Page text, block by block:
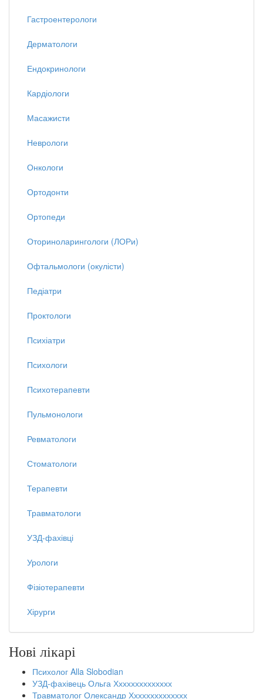
Гастроентерологи
Дерматологи
Ендокринологи
Кардіологи
Масажисти
Неврологи
Онкологи
Ортодонти
Ортопеди
Оториноларингологи (ЛОРи)
Офтальмологи (окулісти)
Педіатри
Проктологи
Психіатри
Психологи
Психотерапевти
Пульмонологи
Ревматологи
Стоматологи
Терапевти
Травматологи
УЗД-фахівці
Урологи
Фізіотерапевти
Хірурги
Нові лікарі
Психолог Alla Slobodian
УЗД-фахівець Ольга Хххххххххххххх
Травматолог Олександр Хххххххххххххх